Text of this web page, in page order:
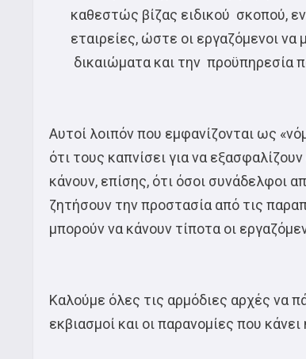
καθεστώς βίζας ειδικού σκοπού,
εταιρείες, ώστε οι εργαζόμενοι
δικαιώματα και την προϋπηρεσία
Αυτοί λοιπόν που εμφανίζονται ως
ότι τους καπνίσει για να
κάνουν, επίσης, ότι όσοι συνάδελφοι
ζητήσουν την προστασία από τις
μπορούν να κάνουν τίποτα οι
Καλούμε όλες τις αρμόδιες αρχές να
εκβιασμοί και οι παρανομίες που κάνει